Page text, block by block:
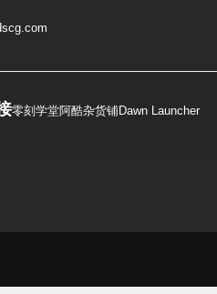
零刻学堂阿酷杂货铺Dawn Launcher